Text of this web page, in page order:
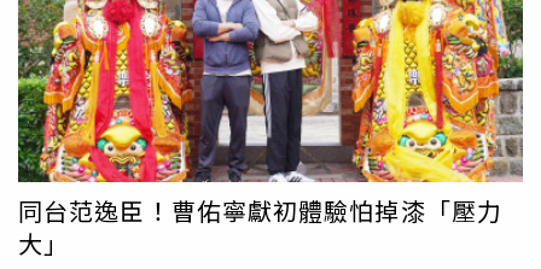
得展現感性一面說：「滿不忍心的，希望製作單位對爸爸手
下留情一點，畢竟他有年紀。」甚至表示，希望最難工作交
給自己，希望可以為爸爸撐起這一次的體驗，順利過關，而
莎莎則說以為乃哥只是外表維持得很好，沒想到體力這麼
好，讓她自嘆不如。徐乃麟、徐新洋節目中相扶持，展現父
子情。（圖／民視提供）
同台范逸臣！曹佑寧獻初體驗怕掉漆「壓力
大」